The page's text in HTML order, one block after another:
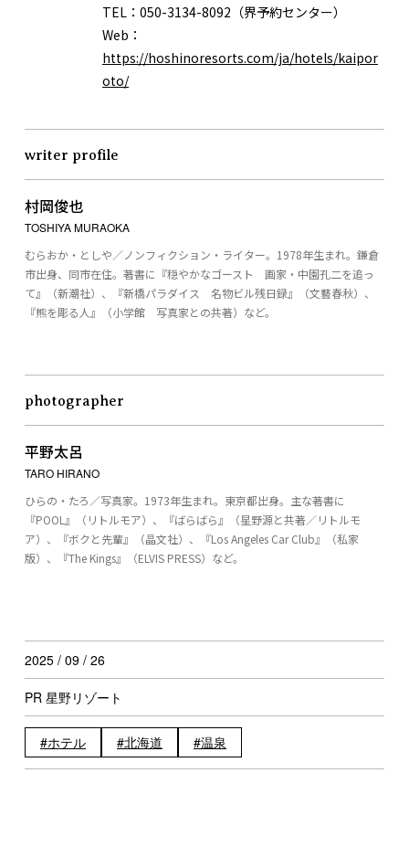
TEL： 050-3134-8092（界予約センター）
Web：
https://hoshinoresorts.com/ja/hotels/kaipor
oto/
writer profile
村岡俊也
TOSHIYA MURAOKA
むらおか・としや／ノンフィクション・ライター。1978年生まれ。鎌倉
市出身、同市在住。著書に『穏やかなゴースト 画家・中園孔二を追っ
て』（新潮社）、『新橋パラダイス 名物ビル残日録』（文藝春秋）、
『熊を彫る人』（小学館 写真家との共著）など。
photographer
平野太呂
TARO HIRANO
ひらの・たろ／写真家。1973年生まれ。東京都出身。主な著書に
『POOL』（リトルモア）、『ばらばら』（星野源と共著／リトルモ
ア）、『ボクと先輩』（晶文社）、『Los Angeles Car Club』（私家
版）、『The Kings』（ELVIS PRESS）など。
2025 / 09 / 26
PR 星野リゾート
ホテル 北海道 温泉